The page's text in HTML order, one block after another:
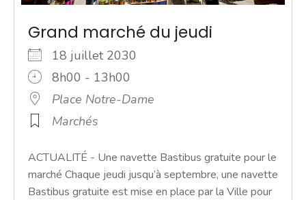
Grand marché du jeudi
18 juillet 2030
8h00 - 13h00
Place Notre-Dame
Marchés
ACTUALITÉ - Une navette Bastibus gratuite pour le
marché Chaque jeudi jusqu’à septembre, une navette
Bastibus gratuite est mise en place par la Ville pour